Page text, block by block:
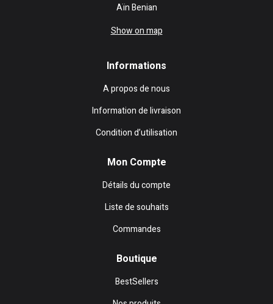
Aïn Benian
Show on map
Informations
A propos de nous
Information de livraison
Condition d’utilisation
Mon Compte
Détails du compte
Liste de souhaits
Commandes
Boutique
BestSellers